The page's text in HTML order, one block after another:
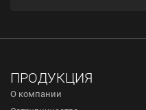
ПРОДУКЦИЯ
О компании